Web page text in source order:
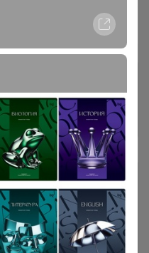
~ 4 дня
12K